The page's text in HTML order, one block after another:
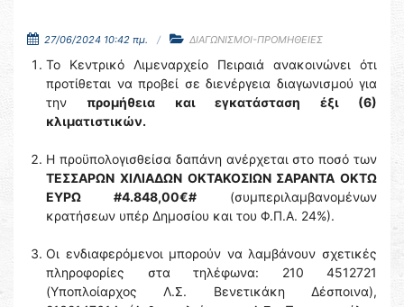
27/06/2024 10:42 πμ. ΔΙΑΓΩΝΙΣΜΟΙ-ΠΡΟΜΗΘΕΙΕΣ
To Κεντρικό Λιμεναρχείο Πειραιά ανακοινώνει ότι
προτίθεται να προβεί σε διενέργεια διαγωνισμού για
τηνπρομήθεια και εγκατάσταση έξι (6)
κλιματιστικών.
Η προϋπολογισθείσα δαπάνη ανέρχεται στο ποσό των
ΤΕΣΣΑΡΩΝ ΧΙΛΙΑΔΩΝ ΟΚΤΑΚΟΣΙΩΝ ΣΑΡΑΝΤΑ ΟΚΤΩ
ΕΥΡΩ #4.848,00€# (συμπεριλαμβανομένων
κρατήσεων υπέρ Δημοσίου και του Φ.Π.Α. 24%).
Οι ενδιαφερόμενοι μπορούν να λαμβάνουν σχετικές
πληροφορίες στα τηλέφωνα: 210 4512721
(Υποπλοίαρχος Λ.Σ. Βενετικάκη Δέσποινα),